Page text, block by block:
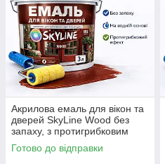
Акрилова емаль для вікон та
дверей SkyLine Wood без
запаху, з протигрибковим
ефектом, червоно-
коричнева, 3 л
Готово до відправки